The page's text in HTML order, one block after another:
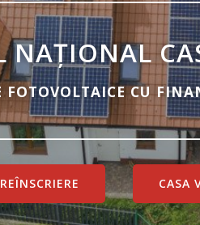
NAȚIONAL
FOTOVOLTAICE CU
CASA